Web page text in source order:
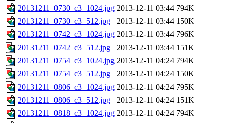
20131211_0730_c3_1024.jpg 2013-12-11 03:44 794K
20131211_0730_c3_512.jpg
2013-12-11 03:44 150K
20131211_0742_c3_1024.jpg 2013-12-11 03:44 796K
20131211_0742_c3_512.jpg
2013-12-11 03:44 151K
20131211_0754_c3_1024.jpg 2013-12-11 04:24 794K
20131211_0754_c3_512.jpg
2013-12-11 04:24 150K
20131211_0806_c3_1024.jpg 2013-12-11 04:24 795K
20131211_0806_c3_512.jpg
2013-12-11 04:24 151K
20131211_0818_c3_1024.jpg 2013-12-11 04:24 794K